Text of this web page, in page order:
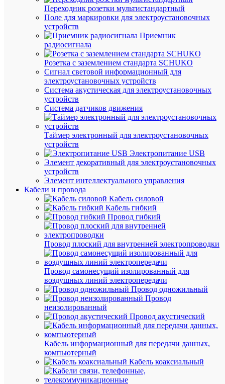
Переходник розетки мультистандартный
Поле для маркировки для электроустановочных
устройств
Приемник
радиосигнала
Розетка с заземлением стандарта SCHUKO
Сигнал световой информационный для
электроустановочных устройств
Система акустическая для электроустановочных
устройств
Система датчиков движения
Таймер электронный для электроустановочных
устройств
Электропитание USB
Элемент декоративный для электроустановочных
устройств
Элемент интеллектуального управления
Кабели и провода
Кабель силовой
Кабель гибкий
Провод гибкий
Провод плоский для внутренней электропроводки
Провод самонесущий изолированный для
воздушных линий электропередачи
Провод одножильный
Провод
неизолированный
Провод акустический
Кабель информационный для передачи данных,
компьютерный
Кабель коаксиальный
корзину
В
К
YBK2.5-
3F
2.5-
446241
В
(10